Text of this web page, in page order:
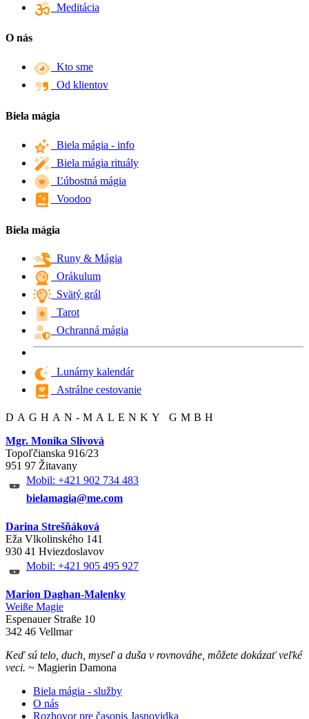
Meditácia
O nás
Kto sme
Od klientov
Biela mágia
Biela mágia - info
Biela mágia rituály
Ľúbostná mágia
Voodoo
Biela mágia
Runy & Mágia
Orákulum
Svätý grál
Tarot
Ochranná mágia
Lunárny kalendár
Astrálne cestovanie
DAGHAN-MALENKY GMBH
Mgr. Monika Slivová
Topoľčianska 916/23
951 97 Žitavany
Mobil: +421 902 734 483
bielamagia@me.com
Darina Strešňáková
Eža Vlkolinského 141
930 41 Hviezdoslavov
Mobil: +421 905 495 927
Marion Daghan-Malenky
Weiße Magie
Espenauer Straße 10
342 46 Vellmar
Keď sú telo, duch, myseľ a duša v rovnováhe, môžete dokázať veľké
veci. ~ Magierin Damona
Biela mágia - služby
O nás
Rozhovor pre časopis Jasnovidka